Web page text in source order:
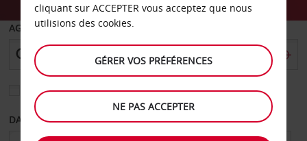
AGENCE DE DÉPART
Sélectionnez une autre agence de retour
DATE DE DÉPART DATE DE RETOUR
cliquant sur ACCEPTER vous acceptez que nous
utilisions des cookies.
GÉRER VOS PRÉFÉRENCES
NE PAS ACCEPTER